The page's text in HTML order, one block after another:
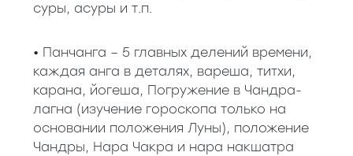
суры, асуры и т.п.
• Панчанга – 5 главных делений времени,
каждая анга в деталях, вареша, титхи,
карана, йогеша, Погружение в Чандра-
лагна (изучение гороскопа только на
основании положения Луны), положение
Чандры, Нара Чакра и нара накшатра